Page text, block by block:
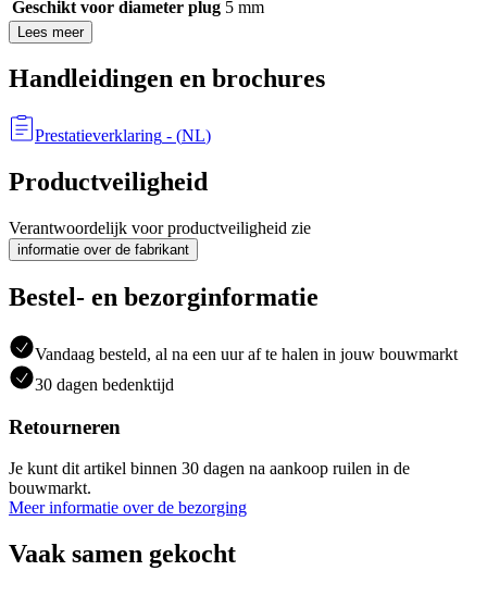
Geschikt voor diameter plug 5 mm
Lees meer
Handleidingen en brochures
Prestatieverklaring - (NL)
Productveiligheid
Verantwoordelijk voor productveiligheid zie
informatie over de fabrikant
Bestel- en bezorginformatie
Vandaag besteld, al na een uur af te halen in jouw bouwmarkt
30 dagen bedenktijd
Retourneren
Je kunt dit artikel binnen 30 dagen na aankoop ruilen in de
bouwmarkt.
Meer informatie over de bezorging
Vaak samen gekocht